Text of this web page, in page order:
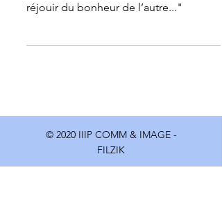
réjouir du bonheur de l’autre..."
© 2020 IIIP COMM & IMAGE -
FILZIK